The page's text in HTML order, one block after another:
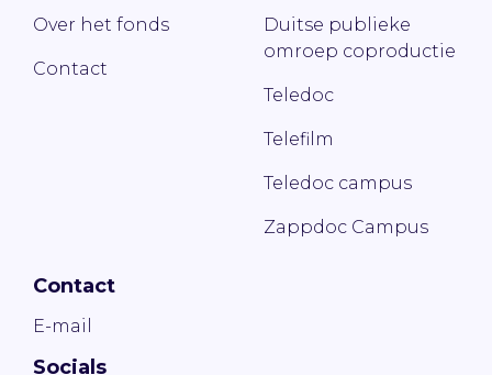
Over het fonds
Contact
Duitse publieke
omroep coproductie
Teledoc
Telefilm
Teledoc campus
Zappdoc Campus
Contact
E-mail
Socials